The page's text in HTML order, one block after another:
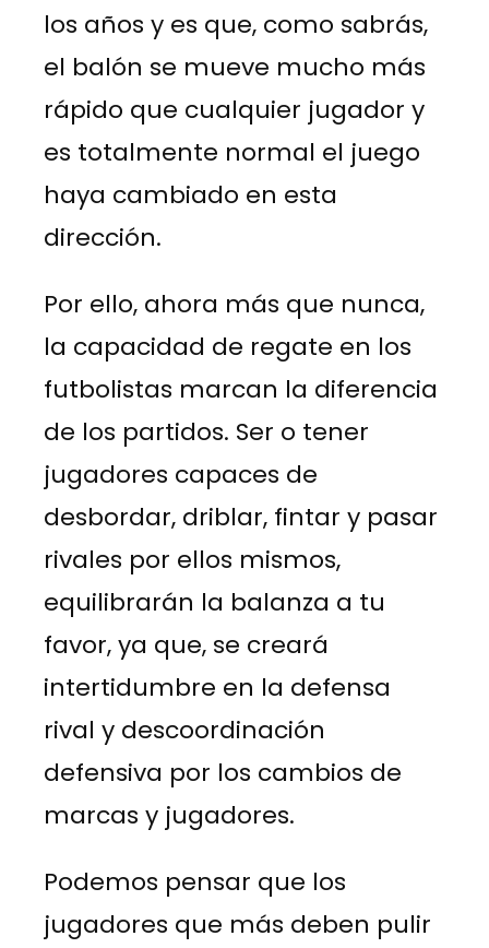
los años y es que, como sabrás,
el balón se mueve mucho más
rápido que cualquier jugador y
es totalmente normal el juego
haya cambiado en esta
dirección.
Por ello, ahora más que nunca,
la capacidad de regate en los
futbolistas marcan la diferencia
de los partidos. Ser o tener
jugadores capaces de
desbordar, driblar, fintar y pasar
rivales por ellos mismos,
equilibrarán la balanza a tu
favor, ya que, se creará
intertidumbre en la defensa
rival y descoordinación
defensiva por los cambios de
marcas y jugadores.
Podemos pensar que los
jugadores que más deben pulir